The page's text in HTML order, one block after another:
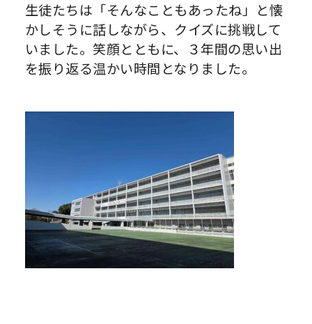
生徒たちは「そんなこともあったね」と懐
かしそうに話しながら、クイズに挑戦して
いました。笑顔とともに、３年間の思い出
を振り返る温かい時間となりました。